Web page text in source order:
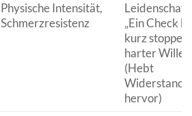
Physische Intensität,
Schmerzresistenz
Leidenschaft)
„Ein Check
kurz
harter Wille
(Hebt
hervor)